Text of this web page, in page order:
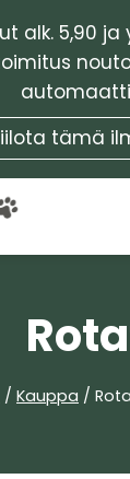
alk. 5,90
tämä
/ Kauppa /